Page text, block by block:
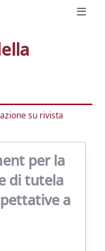
su rivista
per la
di tutela
a